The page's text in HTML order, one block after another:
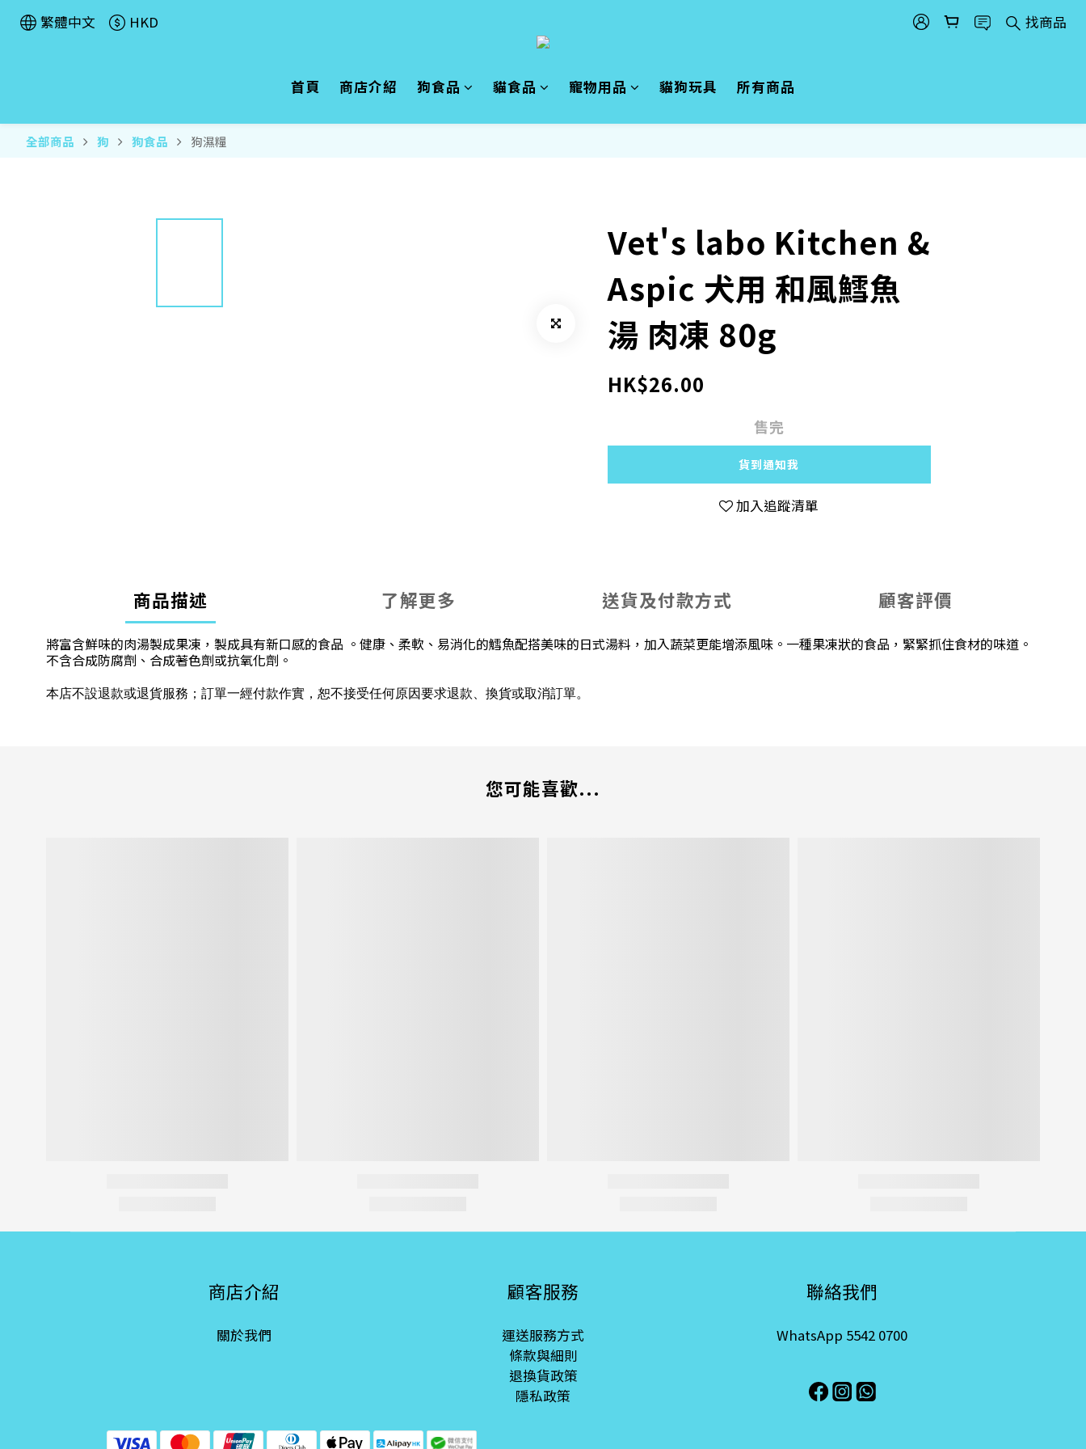
繁體中文 HKD 找商品
首頁 商店介紹 狗食品 貓食品 寵物用品 貓狗玩具 所有商品
全部商品 狗 狗食品 狗濕糧
Vet's labo Kitchen &
Aspic 犬用 和風鱈魚
湯 肉凍 80g
HK$26.00
售完
貨到通知我
加入追蹤清單
商品描述 了解更多 送貨及付款方式 顧客評價
將富含鮮味的肉湯製成果凍，製成具有新口感的食品 。健康、柔軟、易消化的鱈魚配搭美味的日式湯料，加入蔬菜更能增添風味。一種果凍狀的食品，緊緊抓住食材的味道。
不含合成防腐劑、合成著色劑或抗氧化劑。
本店不設退款或退貨服務；訂單一經付款作實，恕不接受任何原因要求退款、換貨或取消訂單。
您可能喜歡...
商店介紹
關於我們
顧客服務
運送服務方式
條款與細則
退換貨政策
隱私政策
聯絡我們
WhatsApp 5542 0700